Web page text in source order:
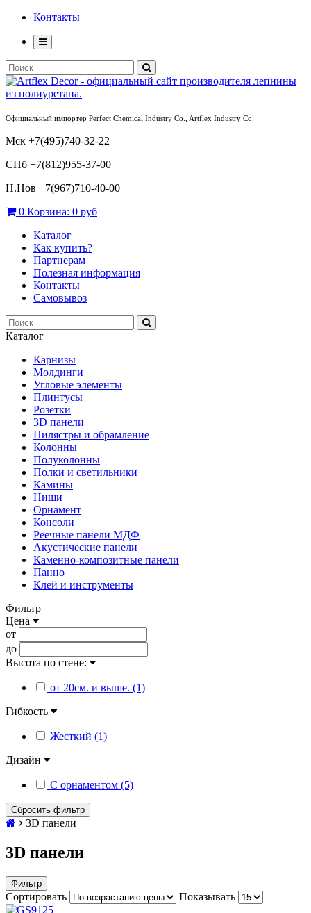
Контакты
Официальный импортер Perfect Chemical Industry Co., Artflex Industry Co.
Мск +7(495)740-32-22
СПб +7(812)955-37-00
Н.Нов +7(967)710-40-00
0 Корзина: 0 руб
Каталог
Как купить?
Партнерам
Полезная информация
Контакты
Самовывоз
Каталог
Карнизы
Молдинги
Угловые элементы
Плинтусы
Розетки
3D панели
Пилястры и обрамление
Колонны
Полуколонны
Полки и светильники
Камины
Ниши
Орнамент
Консоли
Реечные панели МДФ
Акустические панели
Каменно-композитные панели
Панно
Клей и инструменты
Фильтр
Цена
от
до
Высота по стене:
от 20см. и выше. (1)
Гибкость
Жесткий (1)
Дизайн
С орнаментом (5)
Сбросить фильтр
3D панели
3D панели
Фильтр
Сортировать Показывать